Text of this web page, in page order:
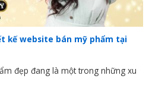
kế website bán mỹ phẩm tại
đẹp đang là một trong những xu